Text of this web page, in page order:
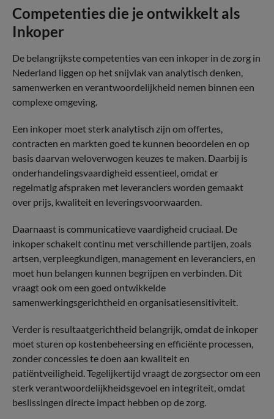
Competenties die je ontwikkelt als
Inkoper
De belangrijkste competenties van een inkoper in de zorg in
Nederland liggen op het snijvlak van analytisch denken,
samenwerken en verantwoordelijkheid nemen binnen een
complexe omgeving.
Een inkoper moet sterk analytisch zijn om offertes,
contracten en markten goed te kunnen beoordelen en op
basis daarvan weloverwogen keuzes te maken. Daarbij is
onderhandelingsvaardigheid essentieel, omdat er
regelmatig afspraken met leveranciers worden gemaakt
over prijs, kwaliteit en leveringsvoorwaarden.
Daarnaast is communicatieve vaardigheid cruciaal. De
inkoper schakelt continu met verschillende partijen, zoals
artsen, verpleegkundigen, management en leveranciers, en
moet hun belangen kunnen begrijpen en verbinden. Dit
vraagt ook om een goed ontwikkelde
samenwerkingsgerichtheid en organisatiesensitiviteit.
Verder is resultaatgerichtheid belangrijk, omdat de inkoper
moet sturen op kostenbeheersing en efficiënte processen,
zonder concessies te doen aan kwaliteit en
patiëntveiligheid. Tegelijkertijd vraagt de zorgsector om een
sterk verantwoordelijkheidsgevoel en integriteit, omdat
beslissingen directe impact hebben op de zorg.